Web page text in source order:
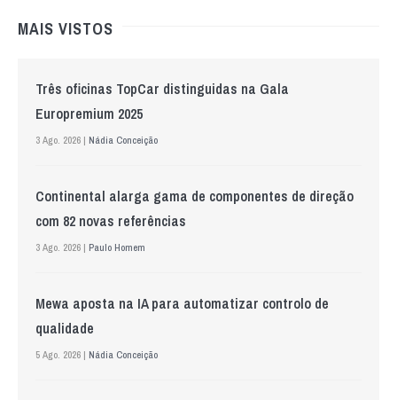
MAIS VISTOS
Três oficinas TopCar distinguidas na Gala
Europremium 2025
3 Ago. 2026 | Nádia Conceição
Continental alarga gama de componentes de direção
com 82 novas referências
3 Ago. 2026 | Paulo Homem
Mewa aposta na IA para automatizar controlo de
qualidade
5 Ago. 2026 | Nádia Conceição